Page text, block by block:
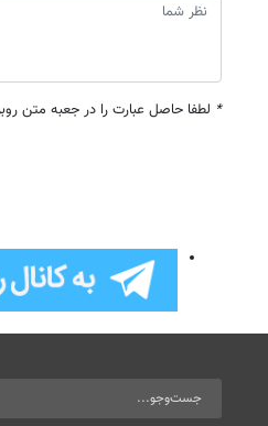
* لطفا حاصل عبارت را در جعبه متن